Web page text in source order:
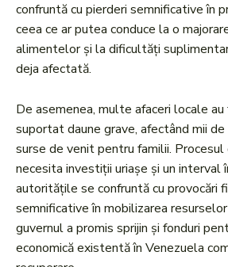
confruntă cu pierderi semnificative în
ceea ce ar putea conduce la o
alimentelor și la dificultăți
deja afectată.
De asemenea, multe afaceri locale
suportat daune grave, afectând mii de
surse de venit pentru familii.
necesita investiții uriașe și un interval
autoritățile se confruntă cu provocări
semnificative în mobilizarea
guvernul a promis sprijin și fonduri
economică existentă în Venezuela